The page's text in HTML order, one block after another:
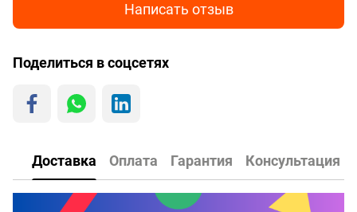
Написать отзыв
Поделиться в соцсетях
Доставка Оплата Гарантия Консультация